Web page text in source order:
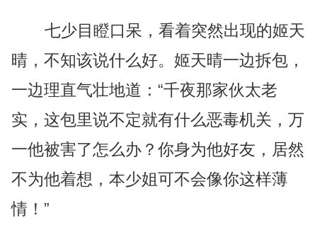
七少目瞪口呆，看着突然出现的姬天
晴，不知该说什么好。姬天晴一边拆包，
一边理直气壮地道：“千夜那家伙太老
实，这包里说不定就有什么恶毒机关，万
一他被害了怎么办？你身为他好友，居然
不为他着想，本少姐可不会像你这样薄
情！”